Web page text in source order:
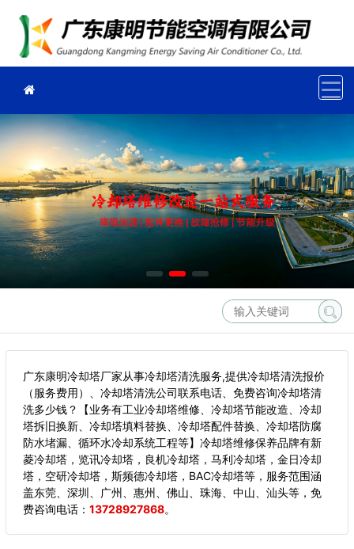
广东康明冷却塔厂家从事冷却塔清洗服务,提供冷却塔清洗报价
（服务费用）、冷却塔清洗公司联系电话、免费咨询冷却塔清
洗多少钱？【业务有工业冷却塔维修、冷却塔节能改造、冷却
塔拆旧换新、冷却塔填料替换、冷却塔配件替换、冷却塔防腐
防水堵漏、循环水冷却系统工程等】冷却塔维修保养品牌有新
菱冷却塔，览讯冷却塔，良机冷却塔，马利冷却塔，金日冷却
塔，空研冷却塔，斯频德冷却塔，BAC冷却塔等，服务范围涵
盖东莞、深圳、广州、惠州、佛山、珠海、中山、汕头等， 免
费咨询电话： 13728927868。